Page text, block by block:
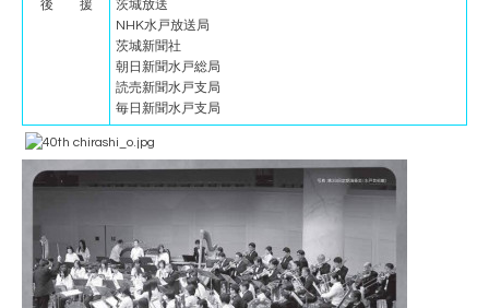
後 援
茨城放送
NHK水戸放送局
茨城新聞社
朝日新聞水戸総局
読売新聞水戸支局
毎日新聞水戸支局